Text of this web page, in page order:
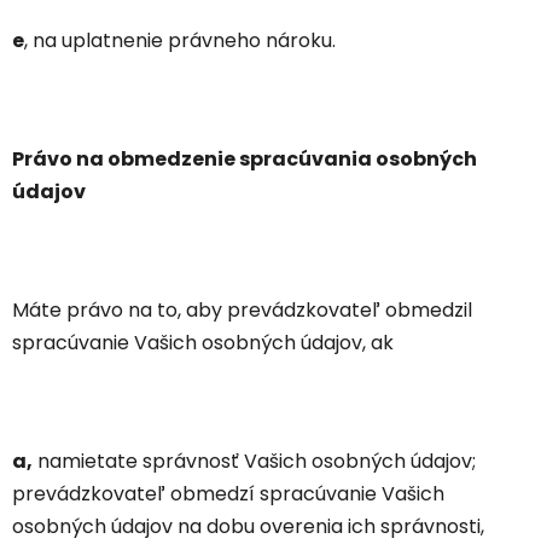
e, na uplatnenie právneho nároku.
Právo na obmedzenie spracúvania osobných
údajov
Máte právo na to, aby prevádzkovateľ obmedzil
spracúvanie Vašich osobných údajov, ak
a, namietate správnosť Vašich osobných údajov;
prevádzkovateľ obmedzí spracúvanie Vašich
osobných údajov na dobu overenia ich správnosti,